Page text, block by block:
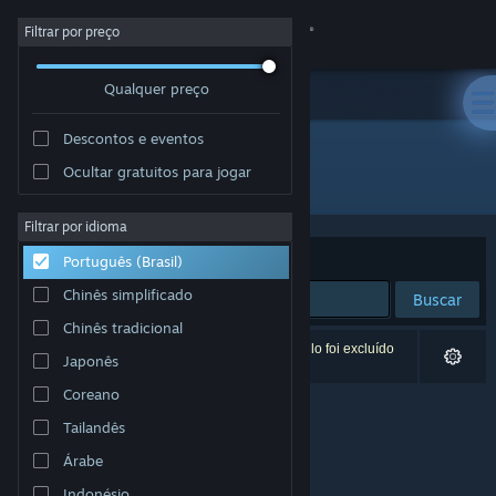
Iniciar sessão
Sobre
Suporte
Alterar idioma
Baixe o aplicativo móvel do Steam
Ver versão para computadores
Filtrar por preço
Qualquer preço
Descontos e eventos
Ocultar gratuitos para jogar
Filtrar por idioma
Português (Brasil)
Chinês simplificado
Chinês tradicional
Japonês
Coreano
Tailandês
Árabe
Desenvolvedor: Owl Path Studios
Ordenar por Relevância
Buscar
0 resultados correspondem à sua busca. Um título foi excluído
de acordo com as suas preferências.